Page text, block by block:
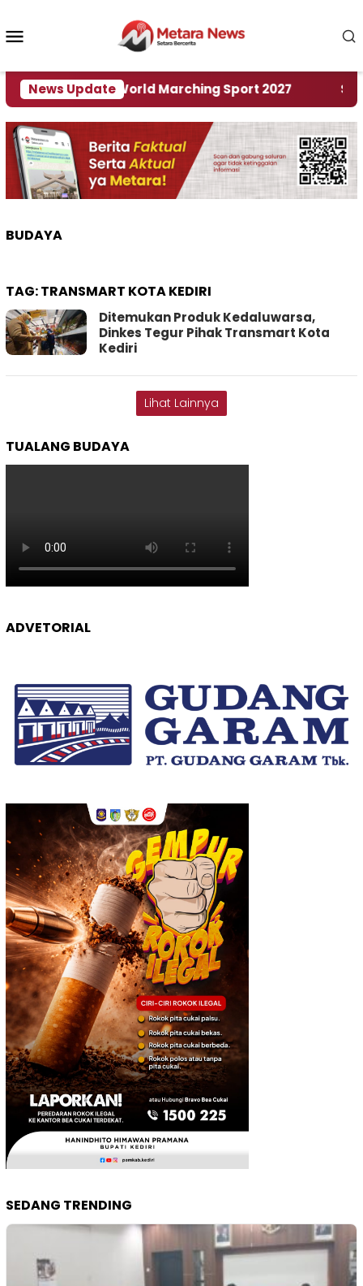
konten
News Update
Rumah World Marching Sport 2027 ‎Soal
BUDAYA
TAG:TRANSMART KOTA KEDIRI
Ditemukan Produk Kedaluwarsa,
Dinkes Tegur Pihak Transmart Kota
Kediri
Lihat Lainnya
TUALANG BUDAYA
ADVETORIAL
SEDANG TRENDING